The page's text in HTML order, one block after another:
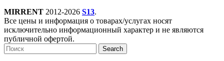
MIRRENT 2012-2026 S13.
Все цены и информация о товарах/услугах носят
исключительно информационный характер и не являются
публичной офертой.
Search